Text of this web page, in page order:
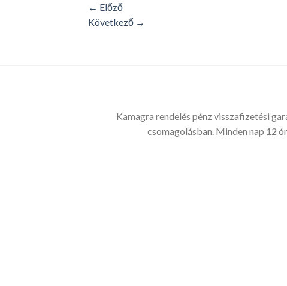
← Előző
Következő →
Kamagra rendelés pénz visszafizetési
csomagolásban. Minden nap 12